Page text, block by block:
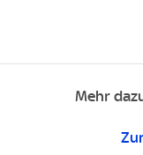
Mehr